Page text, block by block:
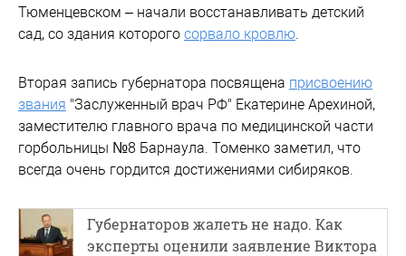
Тюменцевском – начали восстанавливать детский
сад, со здания которого сорвало кровлю.
Вторая запись губернатора посвящена присвоению
звания "Заслуженный врач РФ" Екатерине Арехиной,
заместителю главного врача по медицинской части
горбольницы №8 Барнаула. Томенко заметил, что
всегда очень гордится достижениями сибиряков.
Губернаторов жалеть не надо. Как
эксперты оценили заявление Виктора